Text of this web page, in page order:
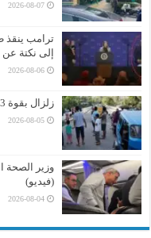
2026-08-07
ترامب
إلى نكتة
2026-08-06
زلزال بقوة 6.3 درجة يضرب جنوب الفلبين (فيديو)
2026-08-05
وزير الصحة
(فيديو)
2026-08-04